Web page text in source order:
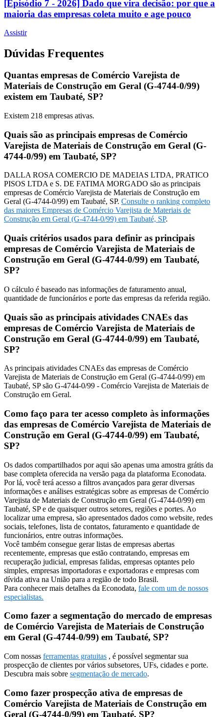
[Episódio 7 - 2026] Dado que vira decisão: por que a
maioria das empresas coleta muito e age pouco
Assistir
Dúvidas Frequentes
Quantas empresas de Comércio Varejista de
Materiais de Construção em Geral (G-4744-0/99)
existem em Taubaté, SP?
Existem 218 empresas ativas.
Quais são as principais empresas de Comércio
Varejista de Materiais de Construção em Geral (G-
4744-0/99) em Taubaté, SP?
DALLA ROSA COMERCIO DE MADEIAS LTDA, PRATICO
PISOS LTDA e S. DE FATIMA MORGADO são as principais
empresas de Comércio Varejista de Materiais de Construção em
Geral (G-4744-0/99) em Taubaté, SP. Consulte o ranking completo
das maiores Empresas de Comércio Varejista de Materiais de
Construção em Geral (G-4744-0/99) em Taubaté, SP.
Quais critérios usados para definir as principais
empresas de Comércio Varejista de Materiais de
Construção em Geral (G-4744-0/99) em Taubaté,
SP?
O cálculo é baseado nas informações de faturamento anual,
quantidade de funcionários e porte das empresas da referida região.
Quais são as principais atividades CNAEs das
empresas de Comércio Varejista de Materiais de
Construção em Geral (G-4744-0/99) em Taubaté,
SP?
As principais atividades CNAEs das empresas de Comércio
Varejista de Materiais de Construção em Geral (G-4744-0/99) em
Taubaté, SP são G-4744-0/99 - Comércio Varejista de Materiais de
Construção em Geral.
Como faço para ter acesso completo às informações
das empresas de Comércio Varejista de Materiais de
Construção em Geral (G-4744-0/99) em Taubaté,
SP?
Os dados compartilhados por aqui são apenas uma amostra grátis da
base completa oferecida na versão paga da plataforma Econodata.
Por lá, você terá acesso a filtros avançados para gerar diversas
informações e análises estratégicas sobre as empresas de Comércio
Varejista de Materiais de Construção em Geral (G-4744-0/99) em
Taubaté, SP e de quaisquer outros setores, regiões e portes. Ao
localizar uma empresa, são apresentados dados como website, redes
sociais, telefones, lista de contatos, faturamento e quantidade de
funcionários, entre outras informações.
Você também consegue gerar listas de empresas abertas
recentemente, empresas que estão contratando, empresas em
recuperação judicial, empresas falidas, empresas optantes pelo
simples, empresas importadoras e exportadoras e empresas com
dívida ativa na União para a região de todo Brasil.
Para conhecer mais detalhes da Econodata, fale com um de nossos
especialistas.
Como fazer a segmentação do mercado de empresas
de Comércio Varejista de Materiais de Construção
em Geral (G-4744-0/99) em Taubaté, SP?
Com nossas ferramentas gratuitas , é possível segmentar sua
prospecção de clientes por vários subsetores, UFs, cidades e porte.
Descubra mais sobre segmentação de mercado.
Como fazer prospecção ativa de empresas de
Comércio Varejista de Materiais de Construção em
Geral (G-4744-0/99) em Taubaté, SP?